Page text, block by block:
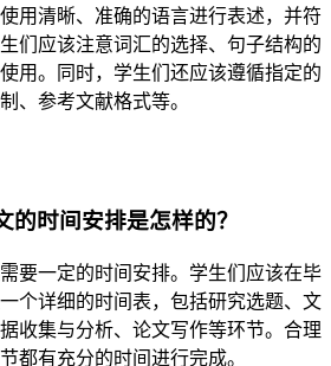
用清晰、准确的语言进行表述，并符
们应该注意词汇的选择、句子结构的
用。同时，学生们还应该遵循指定的
、参考文献格式等。
的时间安排是怎样的？
要一定的时间安排。学生们应该在毕
个详细的时间表，包括研究选题、文
收集与分析、论文写作等环节。合理
都有充分的时间进行完成。